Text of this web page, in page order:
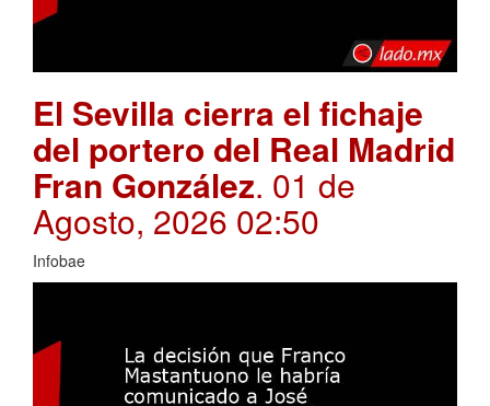
El Sevilla cierra el fichaje
del portero del Real Madrid
Fran González. 01 de
Agosto, 2026 02:50
Infobae